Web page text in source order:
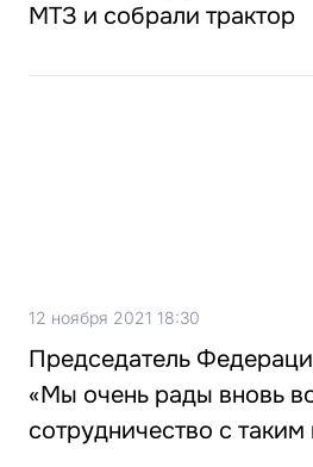
МТЗ и собрали трактор
12 ноября 2021 18:30
Председатель
«Мы очень рады вновь
сотрудничество с